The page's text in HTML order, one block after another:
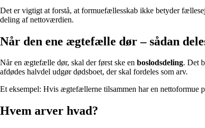
Det er vigtigt at forstå, at formuefællesskab ikke betyder
deling af nettoværdien.
Når den ene ægtefælle dør – sådan
Når en ægtefælle dør, skal der først ske en boslodsdeling. Det
afdødes halvdel udgør dødsboet, der skal fordeles som arv.
Et eksempel: Hvis ægtefællerne tilsammen har en nettoformue
Hvem arver hvad?